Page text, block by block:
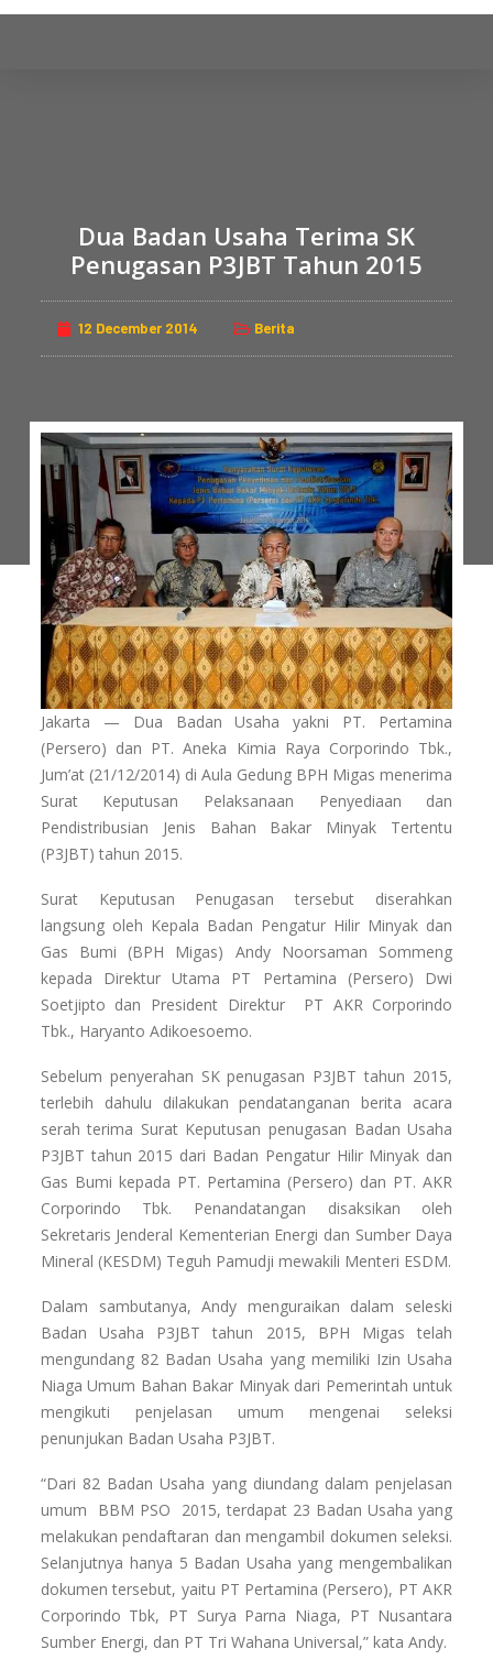
Dua Badan Usaha Terima SK
Penugasan P3JBT Tahun 2015
12 December 2014 Berita
Jakarta — Dua Badan Usaha yakni PT. Pertamina
(Persero) dan PT. Aneka Kimia Raya Corporindo Tbk.,
Jum’at (21/12/2014) di Aula Gedung BPH Migas menerima
Surat Keputusan Pelaksanaan Penyediaan dan
Pendistribusian Jenis Bahan Bakar Minyak Tertentu
(P3JBT) tahun 2015.
Surat Keputusan Penugasan tersebut diserahkan
langsung oleh Kepala Badan Pengatur Hilir Minyak dan
Gas Bumi (BPH Migas) Andy Noorsaman Sommeng
kepada Direktur Utama PT Pertamina (Persero) Dwi
Soetjipto dan President Direktur PT AKR Corporindo
Tbk., Haryanto Adikoesoemo.
Sebelum penyerahan SK penugasan P3JBT tahun 2015,
terlebih dahulu dilakukan pendatanganan berita acara
serah terima Surat Keputusan penugasan Badan Usaha
P3JBT tahun 2015 dari Badan Pengatur Hilir Minyak dan
Gas Bumi kepada PT. Pertamina (Persero) dan PT. AKR
Corporindo Tbk. Penandatangan disaksikan oleh
Sekretaris Jenderal Kementerian Energi dan Sumber Daya
Mineral (KESDM) Teguh Pamudji mewakili Menteri ESDM.
Dalam sambutanya, Andy menguraikan dalam seleski
Badan Usaha P3JBT tahun 2015, BPH Migas telah
mengundang 82 Badan Usaha yang memiliki Izin Usaha
Niaga Umum Bahan Bakar Minyak dari Pemerintah untuk
mengikuti penjelasan umum mengenai seleksi
penunjukan Badan Usaha P3JBT.
“Dari 82 Badan Usaha yang diundang dalam penjelasan
umum BBM PSO 2015, terdapat 23 Badan Usaha yang
melakukan pendaftaran dan mengambil dokumen seleksi.
Selanjutnya hanya 5 Badan Usaha yang mengembalikan
dokumen tersebut, yaitu PT Pertamina (Persero), PT AKR
Corporindo Tbk, PT Surya Parna Niaga, PT Nusantara
Sumber Energi, dan PT Tri Wahana Universal,” kata Andy.